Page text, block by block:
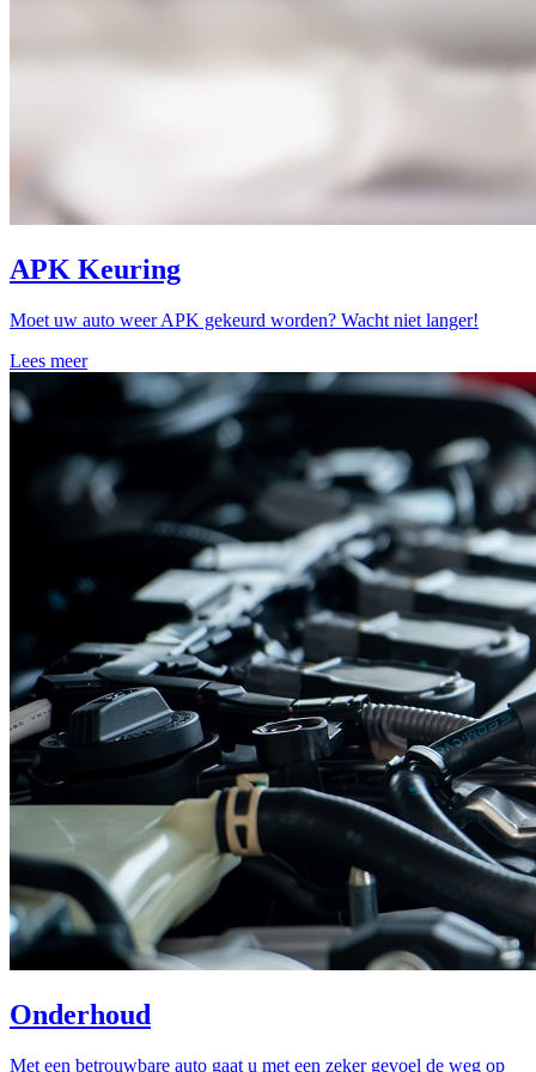
APK Keuring
Moet uw auto weer APK gekeurd worden? Wacht niet langer!
Lees meer
Onderhoud
Met een betrouwbare auto gaat u met een zeker gevoel de weg op